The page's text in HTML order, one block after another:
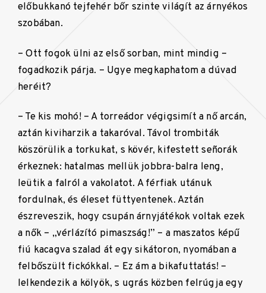
előbukkanó tejfehér bőr szinte világít az árnyékos
szobában.
– Ott fogok ülni az első sorban, mint mindig –
fogadkozik párja. – Ugye megkaphatom a dúvad
heréit?
– Te kis mohó! – A torreádor végigsimít a nő arcán,
aztán kiviharzik a takaróval. Távol trombiták
köszörülik a torkukat, s kövér, kifestett señorák
érkeznek: hatalmas mellük jobbra-balra leng,
leütik a falról a vakolatot. A férfiak utánuk
fordulnak, és éleset füttyentenek. Aztán
észreveszik, hogy csupán árnyjátékok voltak ezek
a nők – „vérlázító pimaszság!” – a maszatos képű
fiú kacagva szalad át egy sikátoron, nyomában a
felbőszült fickókkal. – Ez ám a bikafuttatás! –
lelkendezik a kölyök, s ugrás közben felrúgja egy